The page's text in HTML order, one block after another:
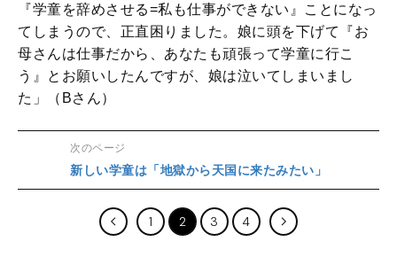
『学童を辞めさせる=私も仕事ができない』ことになっ
てしまうので、正直困りました。娘に頭を下げて『お
母さんは仕事だから、あなたも頑張って学童に行こ
う』とお願いしたんですが、娘は泣いてしまいまし
た」（Bさん）
次のページ
新しい学童は「地獄から天国に来たみたい」
1 2 3 4